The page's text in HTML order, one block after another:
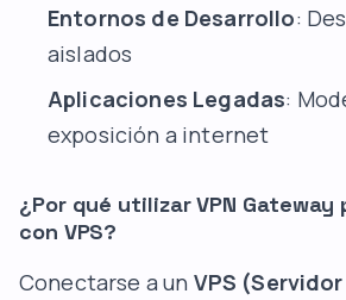
Entornos de Desarrollo:
aislados
Aplicaciones Legadas:
exposición a internet
¿Por qué utilizar VPN Gateway
con VPS?
Conectarse a un VPS